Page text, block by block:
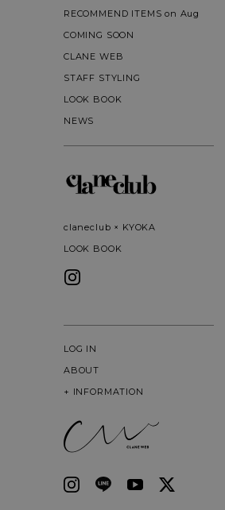
RECOMMEND ITEMS on Aug
COMING SOON
CLANE WEB
STAFF STYLING
LOOK BOOK
NEWS
claneclub × KYOKA
LOOK BOOK
LOG IN
ABOUT
+ INFORMATION